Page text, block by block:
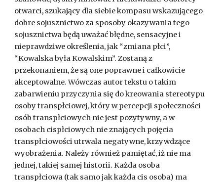
otwarci, szukający dla siebie kompasu wskazującego
dobre sojusznictwo za sposoby okazywania tego
sojusznictwa będą uważać błędne, sensacyjne i
nieprawdziwe określenia, jak “zmiana płci”,
“Kowalska była Kowalskim”. Zostaną z
przekonaniem, że są one poprawne i całkowicie
akceptowalne. Wówczas autor tekstu o takim
zabarwieniu przyczynia się do kreowania stereotypu
osoby transpłciowej, który w percepcji społeczności
osób transpłciowych nie jest pozytywny, a w
osobach cispłciowych nie znających pojęcia
transpłciowości utrwala negatywne, krzywdzące
wyobrażenia. Należy również pamiętać, iż nie ma
jednej, takiej samej historii. Każda osoba
transpłciowa (tak samo jak każda cis osoba) ma